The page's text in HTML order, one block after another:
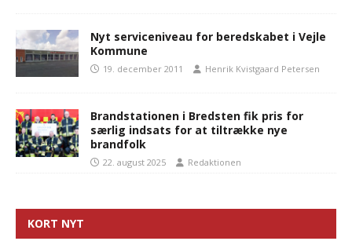
Nyt serviceniveau for beredskabet i Vejle
Kommune
19. december 2011 Henrik Kvistgaard Petersen
Brandstationen i Bredsten fik pris for
særlig indsats for at tiltrække nye
brandfolk
22. august 2025 Redaktionen
KORT NYT